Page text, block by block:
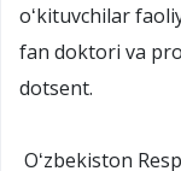
oʻkituvchilar
fan doktori va
dotsent.
Oʻzbekiston